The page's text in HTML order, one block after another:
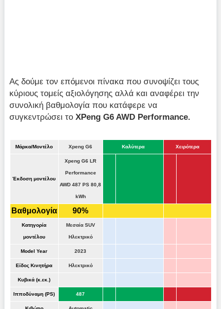
Ας δούμε τον επόμενοι πίνακα που συνοψίζει τους
κύριους τομείς αξιολόγησης αλλά και αναφέρει την
συνολική βαθμολογία που κατάφερε να
συγκεντρώσει τοXPeng G6 AWD Performance.
Μάρκα/Μοντέλο Xpeng G6 Καλύτερα Χειρότερα
Έκδοση μοντέλου
Xpeng G6 LR
Performance
AWD 487 PS 80,8
kWh
Βαθμολογία 90%
Κατηγορία
μοντέλου
Μεσαία SUV
Ηλεκτρικό
Model Year 2023
Είδος Κινητήρα Ηλεκτρικό
Κυβικά (κ.εκ.)
Ιπποδύναμη (PS) 487